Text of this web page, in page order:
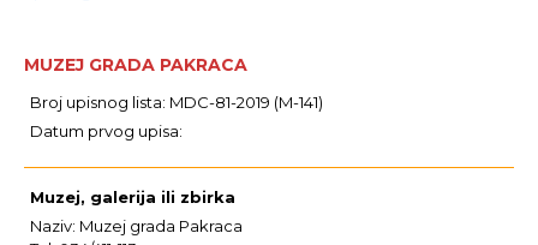
MUZEJ GRADA PAKRACA
Broj upisnog lista: MDC-81-2019 (M-141)
Datum prvog upisa:
Muzej, galerija ili zbirka
Naziv: Muzej grada Pakraca